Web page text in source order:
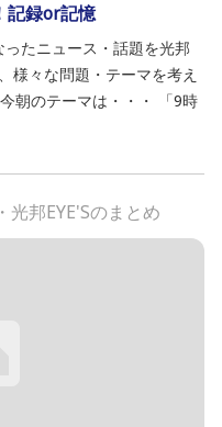
記録or記憶
ったニュース・話題を光邦
様々な問題・テーマを考え
朝のテーマは・・・ 「9時
・ 光邦EYE'Sのまとめ